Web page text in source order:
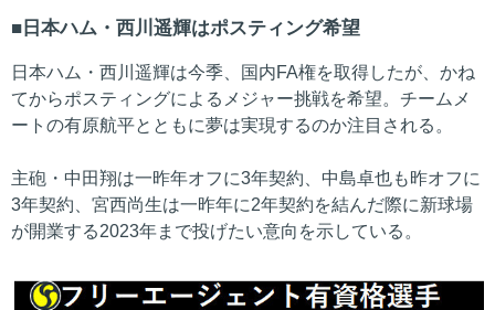
日本ハム・西川遥輝はポスティング希望
日本ハム・西川遥輝は今季、国内FA権を取得したが、かね
てからポスティングによるメジャー挑戦を希望。チームメ
ートの有原航平とともに夢は実現するのか注目される。
主砲・中田翔は一昨年オフに3年契約、中島卓也も昨オフに
3年契約、宮西尚生は一昨年に2年契約を結んだ際に新球場
が開業する2023年まで投げたい意向を示している。